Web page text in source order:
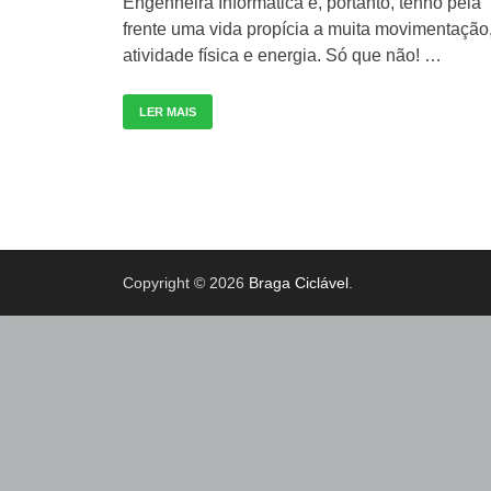
frente uma vida propícia a muita
atividade física e energia. Só que não! …
LER MAIS
Copyright © 2026 Braga Ciclável